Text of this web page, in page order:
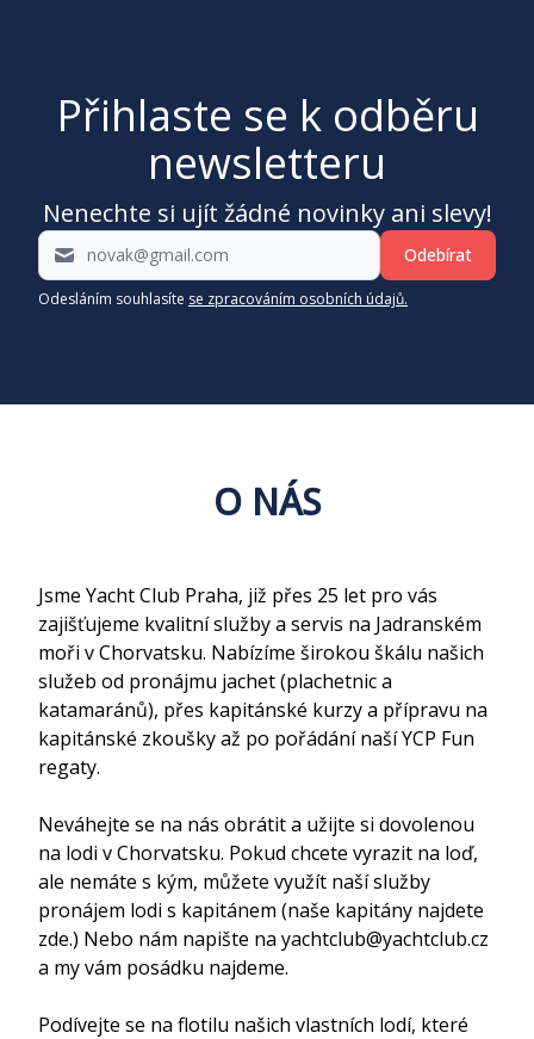
Přihlaste se k odběru
newsletteru
Nenechte si ujít žádné novinky ani slevy!
Odebírat
Odesláním souhlasíte se zpracováním osobních údajů.
O NÁS
Jsme Yacht Club Praha, již přes 25 let pro vás
zajišťujeme kvalitní služby a servis na Jadranském
moři v Chorvatsku. Nabízíme širokou škálu našich
služeb od pronájmu jachet (plachetnic a
katamaránů), přes kapitánské kurzy a přípravu na
kapitánské zkoušky až po pořádání naší YCP Fun
regaty.
Neváhejte se na nás obrátit a užijte si dovolenou
na lodi v Chorvatsku. Pokud chcete vyrazit na loď,
ale nemáte s kým, můžete využít naší služby
pronájem lodi s kapitánem (naše kapitány najdete
zde.) Nebo nám napište na yachtclub@yachtclub.cz
a my vám posádku najdeme.
Podívejte se na flotilu našich vlastních lodí, které